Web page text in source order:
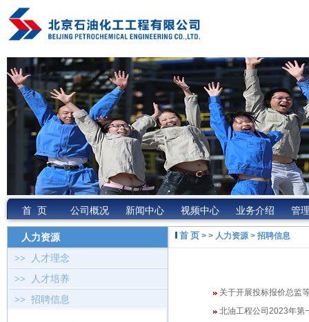
首 页 公司概况 新闻中心 视频中心 业务介绍 管
人力资源
>> 人才理念
>> 人才培养
>> 招聘信息
首 页 > > 人力资源 > 招聘信息
关于开展投标报价总监
北油工程公司2023年第